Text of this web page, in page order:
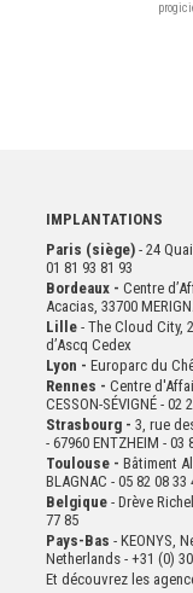
IMPLANTATIONS
Paris (siège) - 24
01 81 93 81 93
Bordeaux - Centre
Acacias, 33700
Lille- The Cloud City,
d’Ascq Cedex
Lyon - Europarc du
Rennes - Centre
CESSON-SÉVIGNÉ - 02
Strasbourg - 3, rue
- 67960 ENTZHEIM - 03
Toulouse - Bâtiment
BLAGNAC - 05 82 08 33
Belgique- Drève
77 85
Pays-Bas - KEONYS,
Netherlands - +31 (0)
Et découvrez les